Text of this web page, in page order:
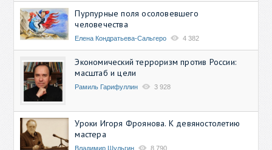
Пурпурные поля осоловевшего
человечества
Елена Кондратьева-Сальгеро 4 382
Экономический терроризм против России:
масштаб и цели
Рамиль Гарифуллин 3 928
Уроки Игоря Фроянова. К девяностолетию
мастера
Владимир Шульгин 8 790